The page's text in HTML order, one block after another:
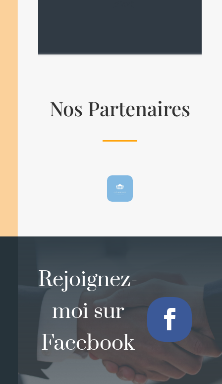
Nos Partenaires
Rejoignez-
moi sur
Facebook